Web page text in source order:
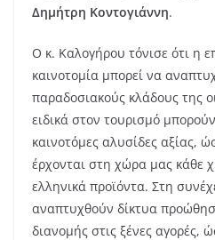
Δημήτρη Κοντογιάννη.
Ο κ. Καλογήρου τόνισε ότι η
καινοτομία μπορεί να
παραδοσιακούς κλάδους της
ειδικά στον τουρισμό
καινοτόμες αλυσίδες αξίας,
έρχονται στη χώρα μας κάθε
ελληνικά προϊόντα. Στη
αναπτυχθούν δίκτυα
διανομής στις ξένες αγορές,